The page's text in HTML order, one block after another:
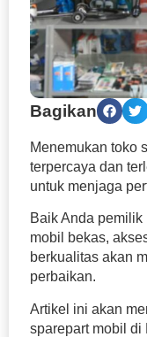
Bagikan
Menemukan toko
terpercaya dan
untuk menjaga
Baik Anda
mobil bekas,
berkualitas akan
perbaikan.
Artikel ini akan
sparepart mobil di